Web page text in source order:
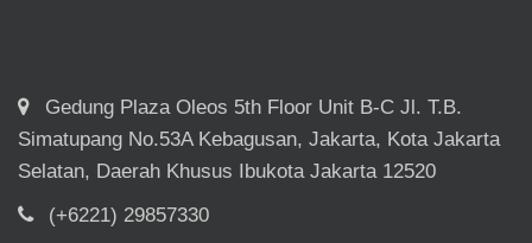
Gedung Plaza Oleos 5th Floor Unit B-C Jl. T.B.
Simatupang No.53A Kebagusan, Jakarta, Kota Jakarta
Selatan, Daerah Khusus Ibukota Jakarta 12520
(+6221) 29857330